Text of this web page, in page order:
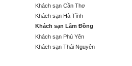
Khách sạn Cần Thơ
Khách sạn Hà Tĩnh
Khách sạn Lâm Đồng
Khách sạn Phú Yên
Khách sạn Thái Nguyên